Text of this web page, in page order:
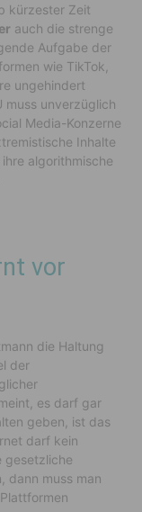
kürzester Zeit
auch die strenge
Aufgabe der
wie TikTok,
ungehindert
muss unverzüglich
Media-Konzerne
Inhalte
algorithmische
vor
die Haltung
der
es darf gar
geben, ist das
darf kein
gesetzliche
dann muss man